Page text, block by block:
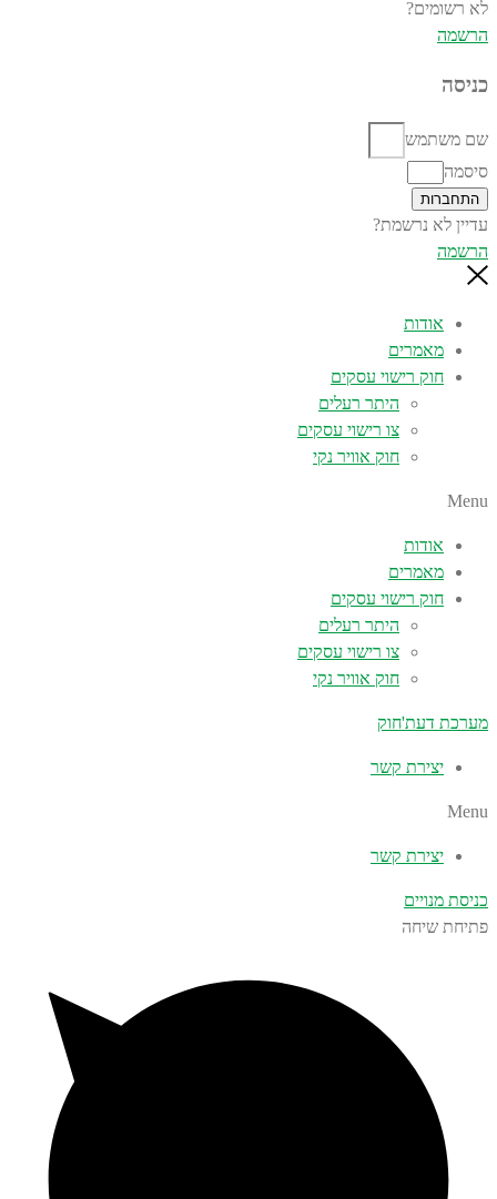
לא רשומים?
הרשמה
כניסה
שם משתמש
סיסמה
התחברות
עדיין לא נרשמת?
הרשמה
אודות
מאמרים
חוק רישוי עסקים
היתר רעלים
צו רישוי עסקים
חוק אוויר נקי
Menu
אודות
מאמרים
חוק רישוי עסקים
היתר רעלים
צו רישוי עסקים
חוק אוויר נקי
מערכת דעת'חוק
יצירת קשר
Menu
יצירת קשר
כניסת מנויים
פתיחת שיחה